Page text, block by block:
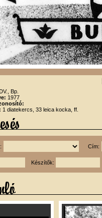
Bp.
1977
1 diatekercs, 33 leica kocka, ff.
Cím:
Készítők: